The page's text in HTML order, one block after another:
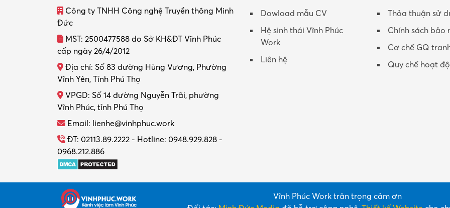
Công ty TNHH Công nghệ Truyền thông Minh
Đức
MST: 2500477588 do Sở KH&ĐT Vĩnh Phúc
cấp ngày 26/4/2012
Địa chỉ: Số 83 đường Hùng Vương, Phường
Vĩnh Yên, Tỉnh Phú Thọ
VPGD: Số 14 đường Nguyễn Trãi, phường
Vĩnh Phúc, tỉnh Phú Thọ
Email: lienhe@vinhphuc.work
ĐT: 02113.89.2222 - Hotline: 0948.929.828 -
0968.212.886
Dowload mẫu CV
Hệ sinh thái Vĩnh Phúc
Work
Liên hệ
Thỏa thuận sử
Chính sách bảo
Cơ chế GQ
Quy chế hoạt
Vĩnh Phúc Work trân trọng cảm ơn